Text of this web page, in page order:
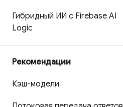
Гибридный ИИ с Firebase AI
Logic
Рекомендации
Кэш-модели